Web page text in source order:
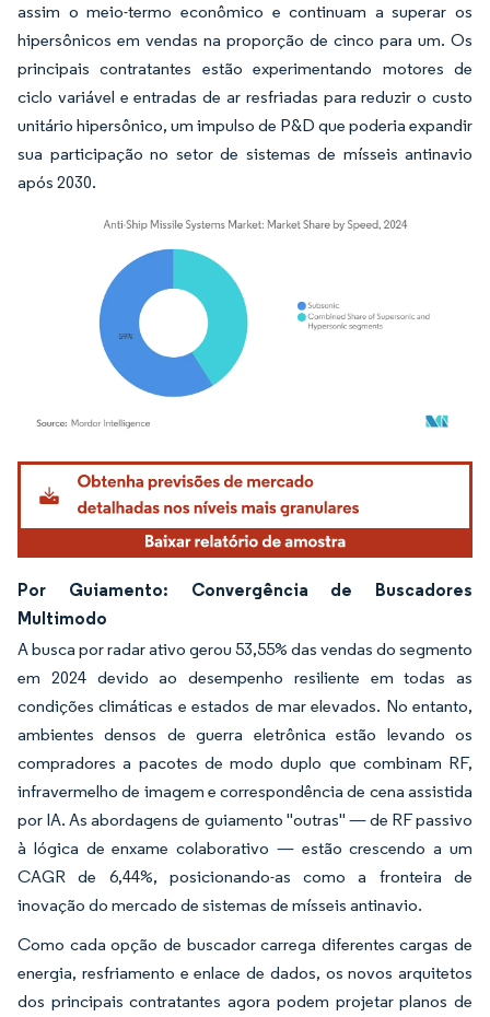
assim o meio-termo econômico e continuam a superar os
hipersônicos em vendas na proporção de cinco para um. Os
principais contratantes estão experimentando motores de
ciclo variável e entradas de ar resfriadas para reduzir o custo
unitário hipersônico, um impulso de P&D que poderia expandir
sua participação no setor de sistemas de mísseis antinavio
após 2030.
Imagem © Mordor Intelligence. O reuso requer atribuição conforme CC BY 4.0.
Por Guiamento: Convergência de Buscadores
Multimodo
A busca por radar ativo gerou 53,55% das vendas do segmento
em 2024 devido ao desempenho resiliente em todas as
condições climáticas e estados de mar elevados. No entanto,
ambientes densos de guerra eletrônica estão levando os
compradores a pacotes de modo duplo que combinam RF,
infravermelho de imagem e correspondência de cena assistida
por IA. As abordagens de guiamento "outras" — de RF passivo
à lógica de enxame colaborativo — estão crescendo a um
CAGR de 6,44%, posicionando-as como a fronteira de
inovação do mercado de sistemas de mísseis antinavio.
Como cada opção de buscador carrega diferentes cargas de
energia, resfriamento e enlace de dados, os novos arquitetos
dos principais contratantes agora podem projetar planos de